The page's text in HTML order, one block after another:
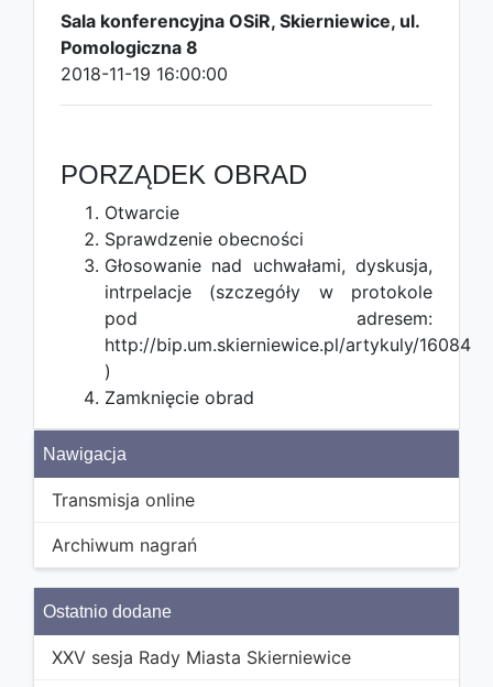
Sala konferencyjna OSiR, Skierniewice, ul.
Pomologiczna 8
2018-11-19 16:00:00
PORZĄDEK OBRAD
Otwarcie
Sprawdzenie obecności
Głosowanie nad uchwałami, dyskusja,
intrpelacje (szczegóły w protokole
pod adresem:
http://bip.um.skierniewice.pl/artykuly/16084
)
Zamknięcie obrad
Nawigacja
Transmisja online
Archiwum nagrań
Ostatnio dodane
XXV sesja Rady Miasta Skierniewice